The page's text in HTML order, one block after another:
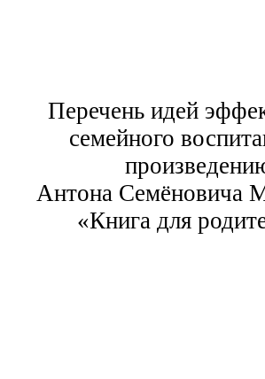
Перечень идей
семейного
Антона Семёновича
«Книга для